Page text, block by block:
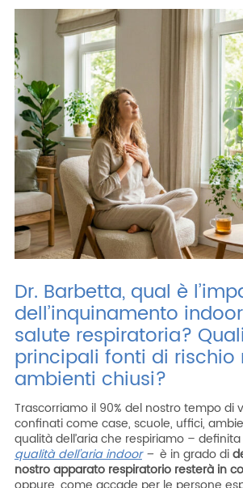
ESP DEU
Azienda
Area riservata
Area riservata CAT
Lavora con noi
SHOP filtri
Dr. Barbetta, qual è
dell’inquinamento
salute respiratoria?
principali fonti di rischio
ambienti chiusi?
Trascorriamo il 90% del nostro tempo di
confinati come case, scuole, uffici,
qualità dell’aria che respiriamo –
qualità dell’aria indoor– è in grado di
nostro apparato respiratorio resterà in